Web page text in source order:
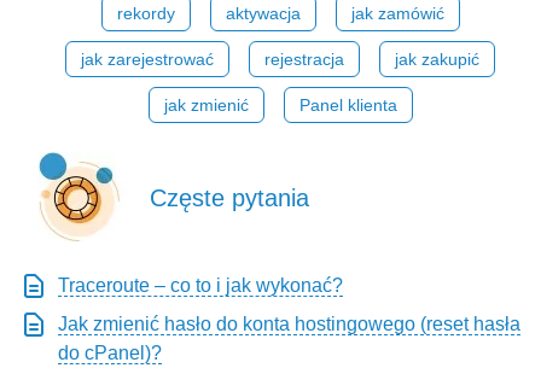
rekordy aktywacja jak zamówić
jak zarejestrować rejestracja jak zakupić
jak zmienić Panel klienta
Częste pytania
Traceroute – co to i jak wykonać?
Jak zmienić hasło do konta hostingowego (reset hasła
do cPanel)?